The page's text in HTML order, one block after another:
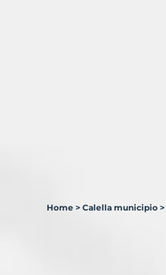
Home > Calella municipio >